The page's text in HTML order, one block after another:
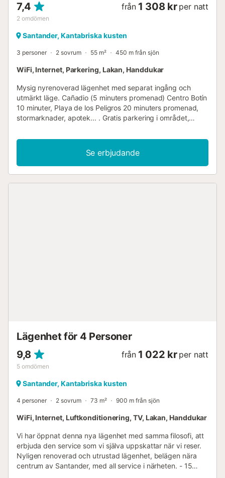
7,4
2 omdömen
från 1 308 kr per natt
Santander, Kantabriska kusten
3 personer 2 sovrum 55 m² 450 m från sjön
WiFi, Internet, Parkering, Lakan, Handdukar
Mysig nyrenoverad lägenhet med separat ingång och
utmärkt läge. Cañadio (5 minuters promenad) Centro Botín
10 minuter, Playa de los Peligros 20 minuters promenad,
stormarknader, apotek... . Gratis parkering i området,
utrustat kök, helt nya vitvaror, 2 sovrum, ett med
dubbelsäng och det andra med enkelsäng, 1 fullt utrustat
Se erbjudande
Lägenhet för 4 Personer
9,8
5 omdömen
från 1 022 kr per natt
Santander, Kantabriska kusten
4 personer 2 sovrum 73 m² 900 m från sjön
WiFi, Internet, Luftkonditionering, TV, Lakan, Handdukar
Vi har öppnat denna nya lägenhet med samma filosofi, att
erbjuda den service som vi själva uppskattar när vi reser.
Nyligen renoverad och utrustad lägenhet, belägen nära
centrum av Santander, med all service i närheten. - 15